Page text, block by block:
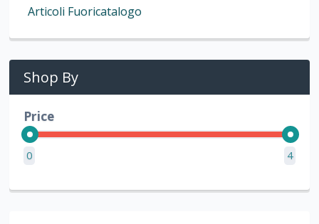
Articoli Fuoricatalogo
Shop By
Price
0 4